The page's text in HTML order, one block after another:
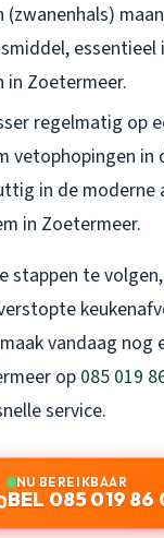
(zwanenhals)
essentieel
in Zoetermeer.
regelmatig op
vetophopingen in
in de moderne
in Zoetermeer.
stappen te
vandaag nog
op 085 019
service.
NU BEREIKBAAR
BEL 085 019 86